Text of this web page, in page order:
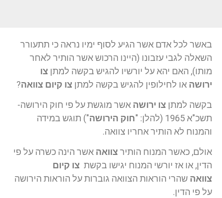
באשר לכל אדם אשר הגיע לסוף ימיו נראה כי תתעורר
השאלה לגבי עזבונו (היינו הרכוש אשר הותיר לאחר
מותו), האם יהא על יורשיו להגיש בקשה למתן צו
ירושה או לחילופין להגיש בקשה למתן צו קיום צוואה?
בקשה למתן צו ירושה אשר מוגשת על פי חוק הירושה-
תשכ"א 1965 (להלן: "
חוק הירושה") תוגש במידה
והמנוח לא הותיר אחריו צוואה.
אולם, כאשר המנוח הותיר צוואה אשר הינה כשרה על פי
הדין, או אז יורשי המנוח יגישו בקשת צו קיום
צוואה שהרי הוראות הצוואה גוברות על הוראות הירושה
על פי הדין.